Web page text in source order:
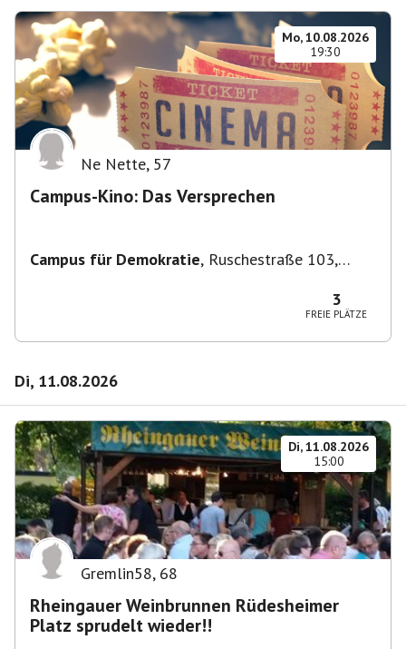
Mo, 10.08.2026
19:30
Ne Nette, 57
Campus-Kino: Das Versprechen
Campus für Demokratie, Ruschestraße 103,
3
FREIE PLÄTZE
Di, 11.08.2026
Di, 11.08.2026
15:00
Gremlin58, 68
Rheingauer Weinbrunnen Rüdesheimer
Platz sprudelt wieder!!